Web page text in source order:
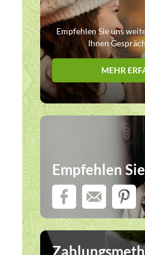
Empfehlen Sie uns
Ihnen
MEHR
Empfehlen